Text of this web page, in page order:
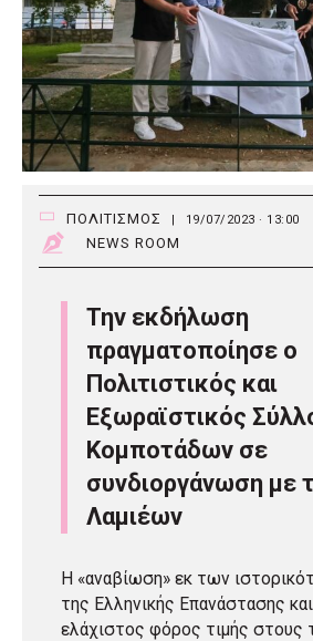
ΠΟΛΙΤΙΣΜΟΣ | 19/07/2023 · 13:00
NEWS ROOM
Την εκδήλωση
πραγματοποίησε ο
Πολιτιστικός και
Εξωραϊστικός
Κομποτάδων σε
συνδιοργάνωση με
Λαμιέων
Η «αναβίωση» εκ των
της Ελληνικής Επανάστασης
ελάχιστος φόρος τιμής στους